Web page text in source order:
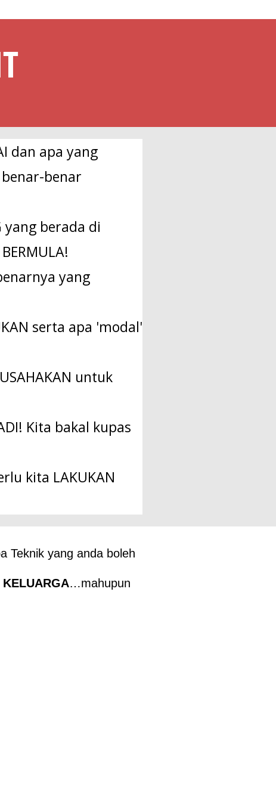
dan apa yang
benar
yang berada di
yang
serta apa 'modal'
untuk
Kita bakal kupas
kita LAKUKAN
Teknik yang anda boleh
KELUARGA…mahupun